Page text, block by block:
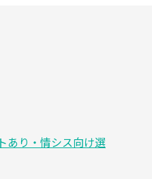
あり・情シス向け選